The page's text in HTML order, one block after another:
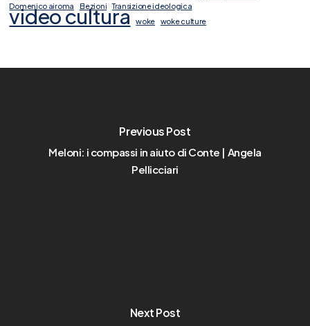
Domenico airoma
Elezioni Transizione ideologica
video cultura woke woke culture
Previous Post
Meloni: i compassi in aiuto di Conte | Angela
Pellicciari
Next Post